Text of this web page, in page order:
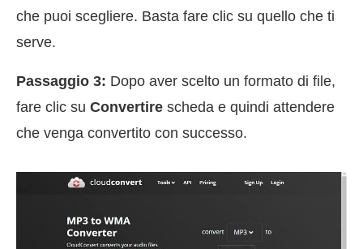
che puoi scegliere. Basta fare clic su quello che ti
serve.
Passaggio 3: Dopo aver scelto un formato di file,
fare clic su Convertire scheda e quindi attendere
che venga convertito con successo.